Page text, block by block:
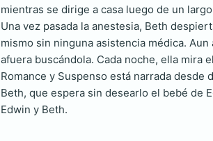
mientras se dirige a casa luego de un
Una vez pasada la anestesia, Beth
mismo sin ninguna asistencia médica.
afuera buscándola. Cada noche, ella mira
Romance y Suspenso está narrada
Beth, que espera sin desearlo el bebé de
Edwin y Beth.